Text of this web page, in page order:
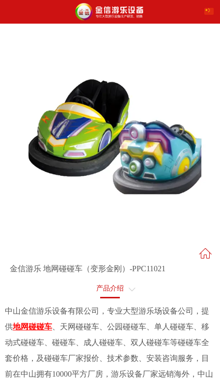
金信游乐 地网碰碰车（变形金刚）-PPC11021
产品介绍
售后服务
中山金信游乐设备有限公司，专业大型游乐场设备公司，提
供地网碰碰车 、天网碰碰车、公园碰碰车、单人碰碰车、移
动式碰碰车、碰碰车、成人碰碰车、双人碰碰车等碰碰车全
套价格，及碰碰车厂家报价、技术参数、安装咨询服务，目
前在中山拥有10000平方厂房，游乐设备厂家远销海外，中山